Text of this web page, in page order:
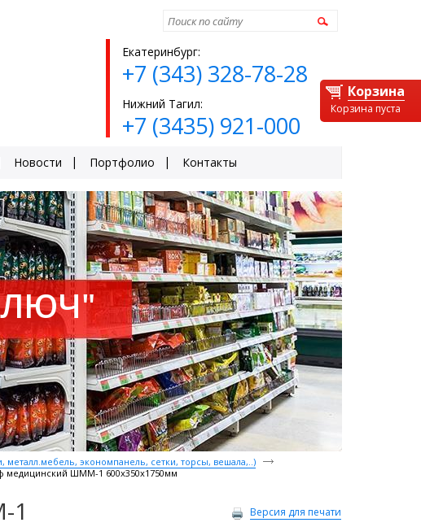
Екатеринбург:
+7 (343) 328-78-28
Нижний Тагил:
+7 (3435) 921-000
Новости Портфолио Контакты
Корзина
Корзина пуста
металл.мебель, экономпанель, сетки, торсы, вешала,..)
медицинский ШММ-1 600x350x1750мм
1 Версия для печати